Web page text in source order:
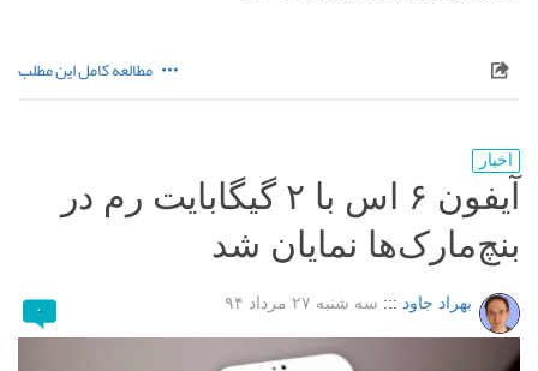
مطالعه کامل این مطلب
اخبار
آیفون ۶ اس با ۲ گیگابایت رم در
بنچ‌مارک‌ها نمایان شد
بهراد جاود ::: سه شنبه ۲۷ مرداد ۹۴ ۰